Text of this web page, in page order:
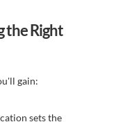
the Right
gain:
sets the